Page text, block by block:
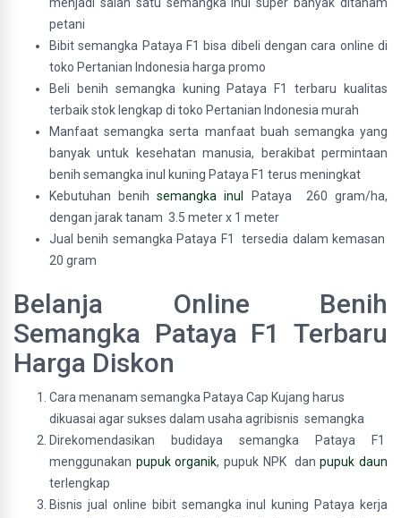
petani
Bibit semangka Pataya F1 bisa dibeli dengan cara online di
toko Pertanian Indonesia harga promo
Beli benih semangka kuning Pataya F1 terbaru kualitas
terbaik stok lengkap di toko Pertanian Indonesia murah
Manfaat semangka serta manfaat buah semangka yang
banyak untuk kesehatan manusia, berakibat permintaan
benih semangka inul kuning Pataya F1 terus meningkat
Kebutuhan benihsemangka inul
Pataya 260 gram/ha,
dengan jarak tanam 3.5 meter x 1 meter
Jual benih semangka Pataya F1 tersedia dalam kemasan
20 gram
Belanja Online Benih
Semangka Pataya F1 Terbaru
Harga Diskon
Cara menanam semangka Pataya Cap Kujang harus
dikuasai agar sukses dalam usaha agribisnis semangka
Direkomendasikan budidaya semangka Pataya F1
menggunakan pupuk organik, pupuk NPK danpupuk daun
terlengkap
Bisnis jual online bibit semangka inul kuning Pataya kerja